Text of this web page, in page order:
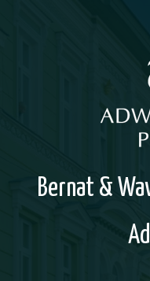
Bernat &